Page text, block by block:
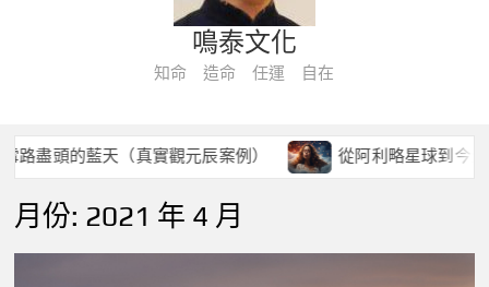
鳴泰文化
知命 造命 任運 自在
頭的藍天（真實觀元辰案例） 從阿利略星球到今生病痛
月份: 2021 年 4 月